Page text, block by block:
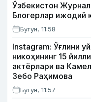
Ўзбекистон
Блогерлар ижодий
Бугун, 11:58
Instagram: Ўғлини
никоҳининг 15
актёрлари ва
Зебо Раҳимова
Бугун, 11:57